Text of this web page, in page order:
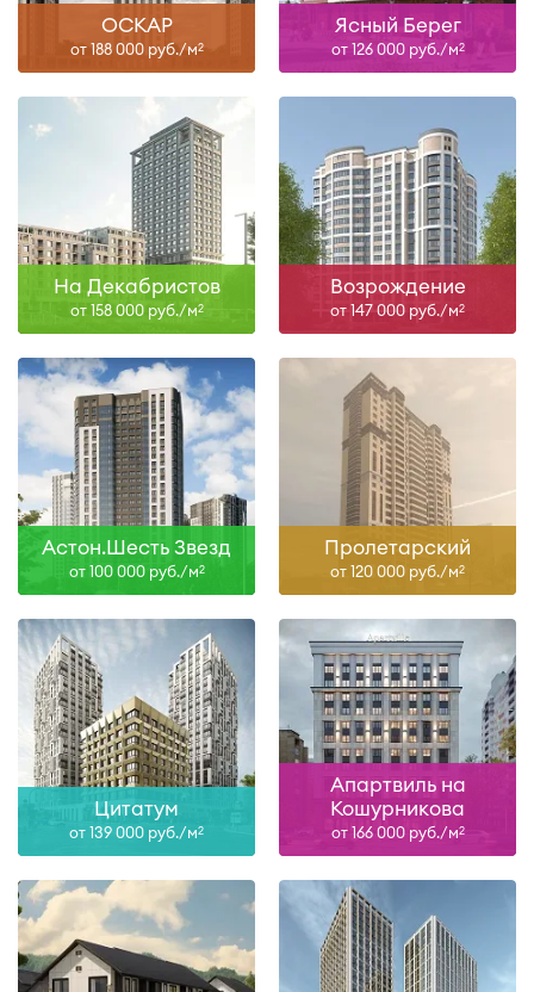
ОСКАР
от 188 000 руб./м2
Ясный Берег
от 126 000 руб./м2
На Декабристов
от 158 000 руб./м2
Возрождение
от 147 000 руб./м2
Астон.Шесть Звезд
от 100 000 руб./м2
Пролетарский
от 120 000 руб./м2
Цитатум
от 139 000 руб./м2
Апартвиль на
Кошурникова
от 166 000 руб./м2